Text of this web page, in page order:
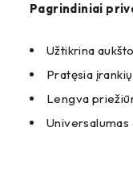
Pagrindiniai
Užtikrina
Pratęsia
Lengva